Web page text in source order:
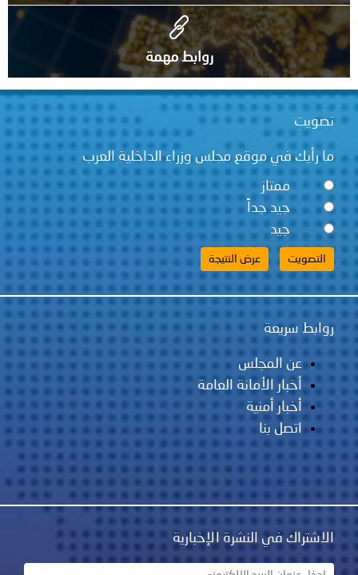
روابط مهمة
تصويت
ما رأيك في موقع مجلس وزراء الداخلية العرب
ممتاز
جيد جداً
جيد
روابط سريعة
عن المجلس
أخبار الأمانة العامة
أخبار أمنية
اتصل بنا
الاشتراك في النشرة الإخبارية